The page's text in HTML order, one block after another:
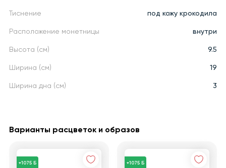
Тиснение под кожу крокодила
Расположение монетницы внутри
Высота (см) 9.5
Ширина (см) 19
Ширина дна (см) 3
Варианты расцветок и образов
+1075 Б +1075 Б